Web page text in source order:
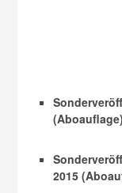
(Aboauflage)
2015